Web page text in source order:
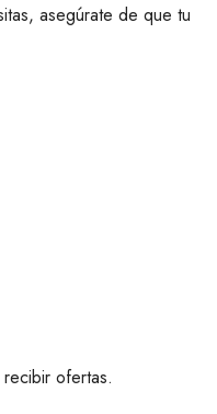
asegúrate de que tu
ofertas.